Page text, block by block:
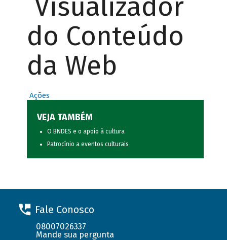
Visualizador
do Conteúdo
da Web
Ações
VEJA TAMBÉM
O BNDES e o apoio à cultura
Patrocínio a eventos culturais
Fale Conosco
08007026337
Mande sua pergunta